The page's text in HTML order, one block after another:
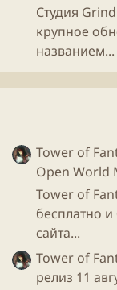
Студия
крупное
названием...
Tower of
Open World
Tower of
бесплатно
сайта...
Tower of
релиз 11